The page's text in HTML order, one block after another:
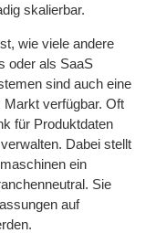
skalierbar.
wie viele andere
oder als SaaS
sind auch eine
verfügbar. Oft
für Produktdaten
Dabei stellt
ein
Sie
auf